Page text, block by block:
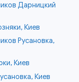
Дарницкий
Киев
Русановка,
Киев
Киев